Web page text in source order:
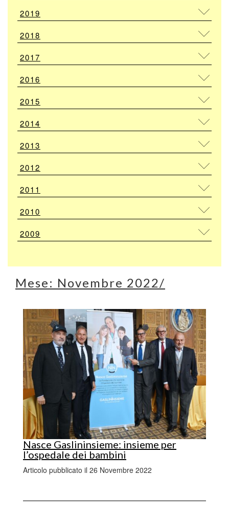
2019
2018
2017
2016
2015
2014
2013
2012
2011
2010
2009
Mese: Novembre 2022/
Nasce Gaslininsieme: insieme per
l’ospedale dei bambini
Articolo pubblicato il 26 Novembre 2022